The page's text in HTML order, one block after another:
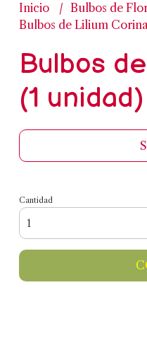
Inicio
Bulbos de
Bulbos de Lilium
Bulbos
(1 unidad)
Cantidad